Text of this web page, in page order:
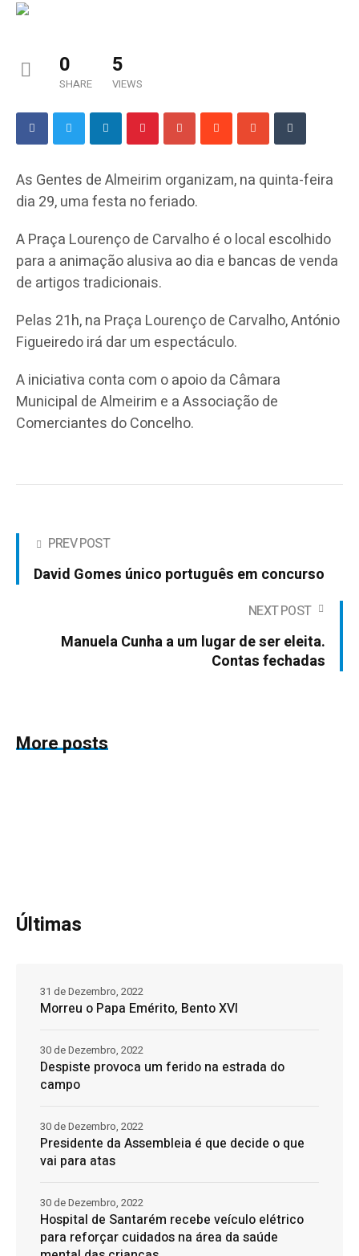
0
SHARE
5
VIEWS
As Gentes de Almeirim organizam, na quinta-feira
dia 29, uma festa no feriado.
A Praça Lourenço de Carvalho é o local escolhido
para a animação alusiva ao dia e bancas de venda
de artigos tradicionais.
Pelas 21h, na Praça Lourenço de Carvalho, António
Figueiredo irá dar um espectáculo.
A iniciativa conta com o apoio da Câmara
Municipal de Almeirim e a Associação de
Comerciantes do Concelho.
PREV POST
David Gomes único português em concurso
NEXT POST
Manuela Cunha a um lugar de ser eleita.
Contas fechadas
More posts
Últimas
Morreu o Papa Emérito, Bento XVI
31 de Dezembro, 2022
Despiste provoca um ferido na estrada do
campo
30 de Dezembro, 2022
Presidente da Assembleia é que decide o que
vai para atas
30 de Dezembro, 2022
Hospital de Santarém recebe veículo elétrico
para reforçar cuidados na área da saúde
30 de Dezembro, 2022